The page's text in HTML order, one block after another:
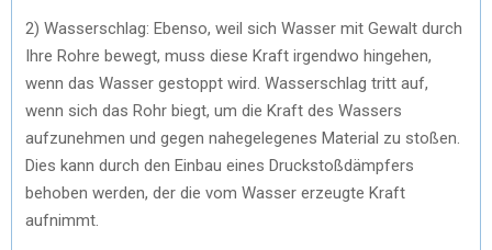
2) Wasserschlag: Ebenso, weil sich Wasser mit Gewalt durch
Ihre Rohre bewegt, muss diese Kraft irgendwo hingehen,
wenn das Wasser gestoppt wird. Wasserschlag tritt auf,
wenn sich das Rohr biegt, um die Kraft des Wassers
aufzunehmen und gegen nahegelegenes Material zu stoßen.
Dies kann durch den Einbau eines Druckstoßdämpfers
behoben werden, der die vom Wasser erzeugte Kraft
aufnimmt.